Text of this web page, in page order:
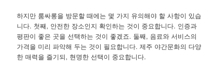
하지만 룸싸롱을 방문할 때에는 몇 가지 유의해야 할 사항이 있습
니다. 첫째, 안전한 장소인지 확인하는 것이 중요합니다. 인증과
평판이 좋은 곳을 선택하는 것이 좋겠죠. 둘째, 음료와 서비스의
가격을 미리 파악해 두는 것이 필요합니다. 제주 야간문화의 다양
한 매력을 즐기되, 현명한 선택이 중요합니다.